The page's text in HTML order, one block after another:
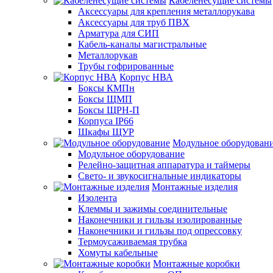
Аксессуары для крепления металлорукава
Аксессуары для труб ПВХ
Арматура для СИП
Кабель-каналы магистральные
Металлорукав
Трубы гофрированные
Корпус НВА
Боксы КМПн
Боксы ЩМП
Боксы ЩРН-П
Корпуса IP66
Шкафы ЩУР
Модульное
Модульное оборудование
Релейно-защитная аппаратура и таймеры
Свето- и звукосигнальные индикаторы
Монтажные изделия
Изолента
Клеммы и зажимы соединительные
Наконечники и гильзы изолированные
Наконечники и гильзы под опрессовку
Термоусаживаемая трубка
Хомуты кабельные
Монтажные коробки